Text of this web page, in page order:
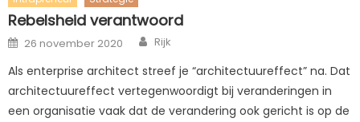
Rebelsheid verantwoord
Posted
on
26 november 2020 Author
Rijk
Als enterprise architect streef je “architectuureffect” na. Dat
architectuureffect vertegenwoordigt bij veranderingen in
een organisatie vaak dat de verandering ook gericht is op de